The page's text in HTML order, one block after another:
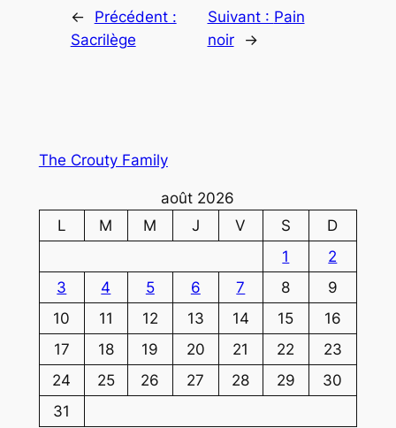
←
Précédent :
Sacrilège
Suivant : Pain
noir
→
The Crouty Family
août 2026
L
M M J V S
D
1
2
3
4 5 6 7 8
9
10
11 12 13 14 15
16
17
18 19 20 21 22
23
24
25 26 27 28 29
30
31